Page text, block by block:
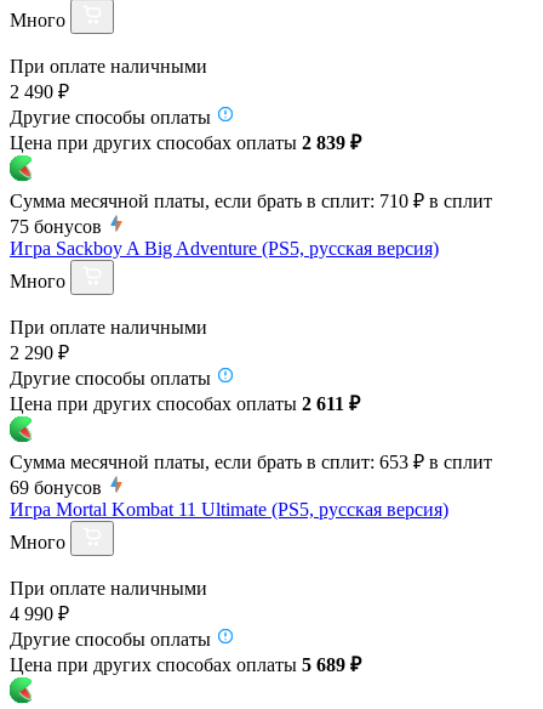
Много
При оплате наличными
2 490 ₽
Другие способы оплаты
Цена при других способах оплаты 2 839 ₽
Сумма месячной платы, если брать в сплит: 710 ₽ в сплит
75 бонусов
Игра Sackboy A Big Adventure (PS5, русская версия)
Много
При оплате наличными
2 290 ₽
Другие способы оплаты
Цена при других способах оплаты 2 611 ₽
Сумма месячной платы, если брать в сплит: 653 ₽ в сплит
69 бонусов
Игра Mortal Kombat 11 Ultimate (PS5, русская версия)
Много
При оплате наличными
4 990 ₽
Другие способы оплаты
Цена при других способах оплаты 5 689 ₽